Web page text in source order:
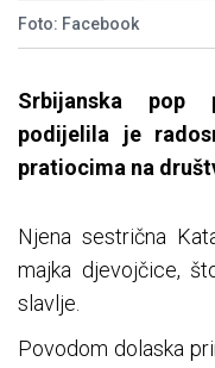
Foto: Facebook
Srbijanska pop
podijelila je
pratiocima na
Njena sestrična
majka djevojčice,
slavlje.
Povodom dolaska